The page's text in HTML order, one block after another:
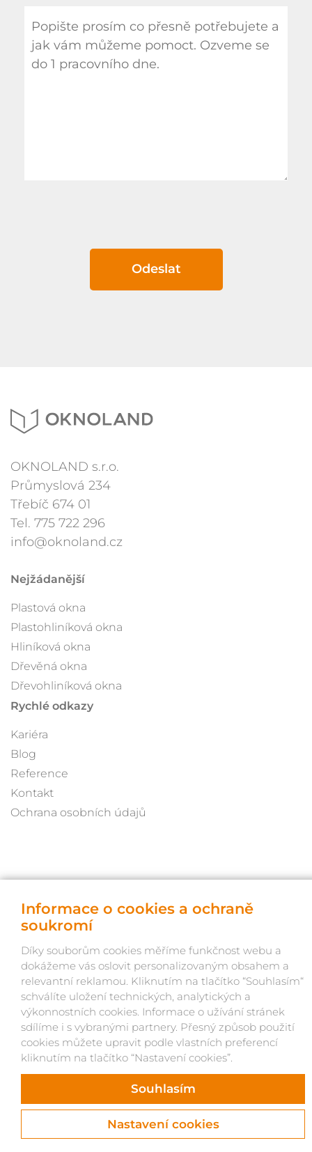
Odeslat
OKNOLAND s.r.o.
Průmyslová 234
Třebíč 674 01
Tel. 775 722 296
info@oknoland.cz
Nejžádanější
Plastová okna
Plastohliníková okna
Hliníková okna
Dřevěná okna
Dřevohliníková okna
Rychlé odkazy
Kariéra
Blog
Reference
Kontakt
Ochrana osobních údajů
Informace o cookies a ochraně
soukromí
Díky souborům cookies měříme funkčnost webu a
dokážeme vás oslovit personalizovaným obsahem a
relevantní reklamou. Kliknutím na tlačítko “Souhlasím“
schválíte uložení technických, analytických a
výkonnostních cookies. Informace o užívání stránek
sdílíme i s vybranými partnery. Přesný způsob použití
cookies můžete upravit podle vlastních preferencí
kliknutím na tlačítko “Nastavení cookies”.
Souhlasím
Nastavení cookies